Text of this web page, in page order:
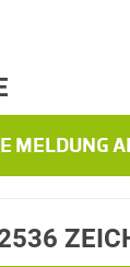
MELDUNG